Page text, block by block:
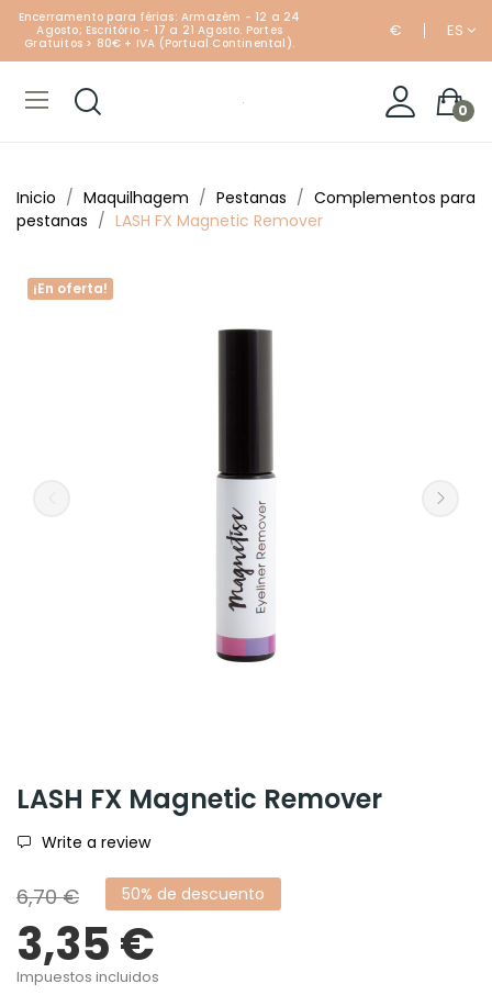
Encerramento para férias: Armazém - 12 a 24
Agosto; Escritório - 17 a 21 Agosto. Portes
Gratuitos > 80€ + IVA (Portual Continental).
€ ES
0
Inicio Maquilhagem Pestanas
Complementos para
pestanas
LASH FX Magnetic Remover
¡En oferta!
LASH FX Magnetic Remover
Write a review
6,70 € 50% de descuento
3,35 €
Impuestos incluidos